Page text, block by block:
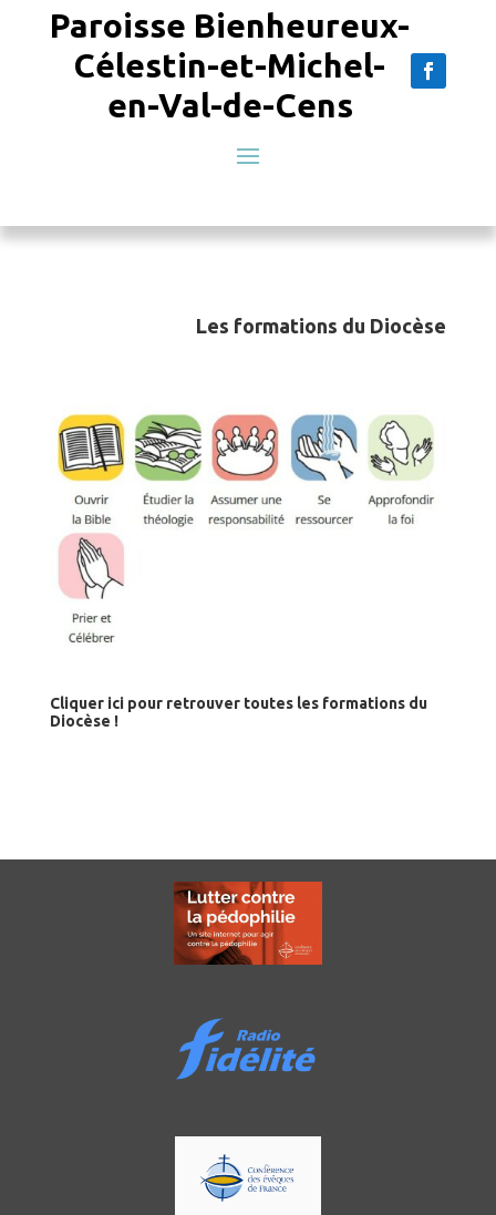
Paroisse Bienheureux-
Célestin-et-Michel-
en-Val-de-Cens
Les formations du Diocèse
Cliquer ici pour retrouver toutes les formations du
Diocèse !